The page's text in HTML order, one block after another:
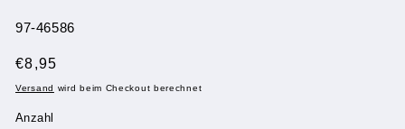
SKU:
97-46586
Normaler
Preis
€8,95
Versand wird beim Checkout berechnet
Anzahl
Anzahl